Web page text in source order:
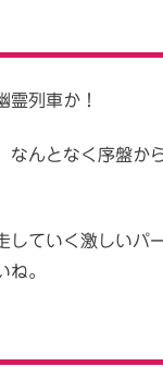
霊列車か！
なんとなく序盤か
していく激しいパ
ね。